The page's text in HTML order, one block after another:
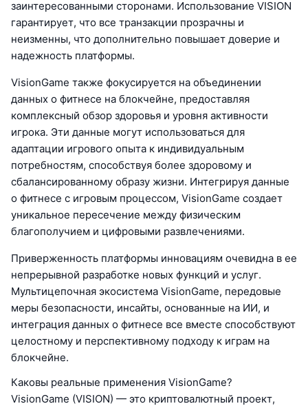
заинтересованными сторонами. Использование VISION
гарантирует, что все транзакции прозрачны и
неизменны, что дополнительно повышает доверие и
надежность платформы.
VisionGame также фокусируется на объединении
данных о фитнесе на блокчейне, предоставляя
комплексный обзор здоровья и уровня активности
игрока. Эти данные могут использоваться для
адаптации игрового опыта к индивидуальным
потребностям, способствуя более здоровому и
сбалансированному образу жизни. Интегрируя данные
о фитнесе с игровым процессом, VisionGame создает
уникальное пересечение между физическим
благополучием и цифровыми развлечениями.
Приверженность платформы инновациям очевидна в ее
непрерывной разработке новых функций и услуг.
Мультицепочная экосистема VisionGame, передовые
меры безопасности, инсайты, основанные на ИИ, и
интеграция данных о фитнесе все вместе способствуют
целостному и перспективному подходу к играм на
блокчейне.
Каковы реальные применения VisionGame?
VisionGame (VISION) — это криптовалютный проект,